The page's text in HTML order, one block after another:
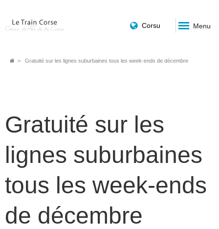
Corsu Menu
FilGratuité sur les lignes suburbaines tous les week-ends de décembre
Gratuité sur les
lignes suburbaines
tous les week-ends
de décembre